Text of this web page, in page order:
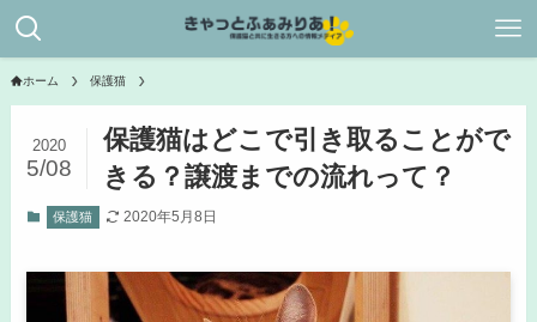
ホーム 保護猫
保護猫はどこで引き取ることがで
きる？譲渡までの流れって？
2020
5/08
保護猫 2020年5月8日